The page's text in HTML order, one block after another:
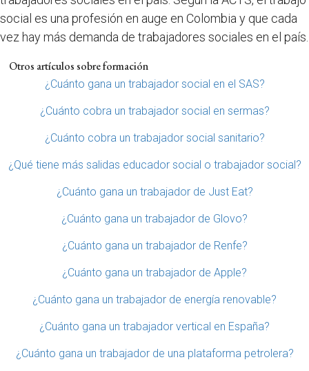
social es una profesión en auge en Colombia y que cada
vez hay más demanda de trabajadores sociales en el país.
Otros artículos sobre formación
¿Cuánto gana un trabajador social en el SAS?
¿Cuánto cobra un trabajador social en sermas?
¿Cuánto cobra un trabajador social sanitario?
¿Qué tiene más salidas educador social o trabajador social?
¿Cuánto gana un trabajador de Just Eat?
¿Cuánto gana un trabajador de Glovo?
¿Cuánto gana un trabajador de Renfe?
¿Cuánto gana un trabajador de Apple?
¿Cuánto gana un trabajador de energía renovable?
¿Cuánto gana un trabajador vertical en España?
¿Cuánto gana un trabajador de una plataforma petrolera?